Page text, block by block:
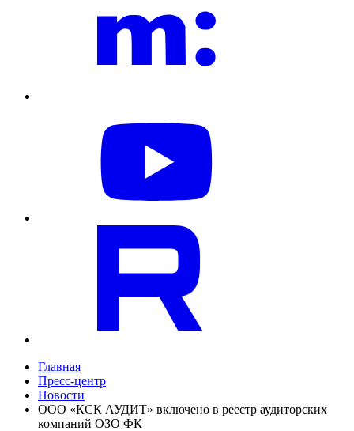
Главная
Пресс-центр
Новости
ООО «КСК АУДИТ» включено в реестр аудиторских
компаний ОЗО ФК